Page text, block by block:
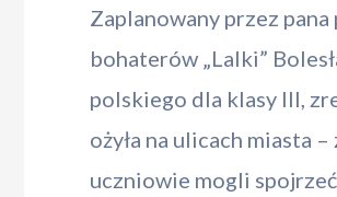
Zaplanowany przez
bohaterów „Lalki”
polskiego dla klasy III,
ożyła na ulicach miasta
uczniowie mogli spojrzeć